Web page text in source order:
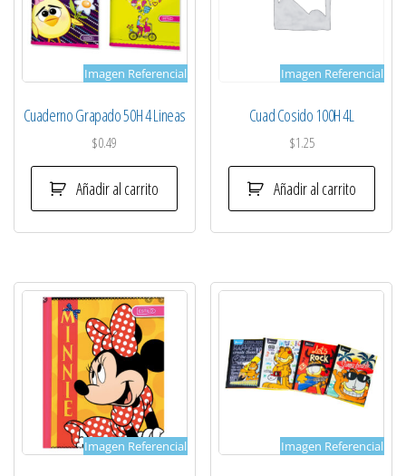
Imagen Referencial
Cuaderno Grapado 50H 4 Lineas
$0.49
Añadir al carrito
Imagen Referencial
Cuad Cosido 100H 4L
$1.25
Añadir al carrito
Imagen Referencial Imagen Referencial